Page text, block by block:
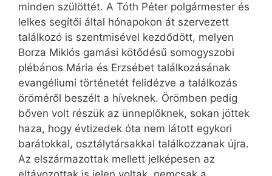
minden szülöttét. A Tóth Péter polgármester és
lelkes segítői által hónapokon át szervezett
találkozó is szentmisével kezdődött, melyen
Borza Miklós gamási kötődésű somogyszobi
plébános Mária és Erzsébet találkozásának
evangéliumi történetét felidézve a találkozás
öröméről beszélt a híveknek. Örömben pedig
bőven volt részük az ünneplőknek, sokan jöttek
haza, hogy évtizedek óta nem látott egykori
barátokkal, osztálytársakkal találkozzanak újra.
Az elszármazottak mellett jelképesen az